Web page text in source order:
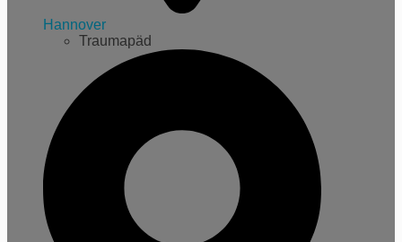
Hannover
Traumapäd